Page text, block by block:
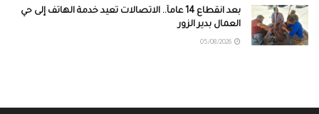
بعد انقطاع 14 عاماً.. الاتصالات تعيد خدمة الهاتف إلى حي
العمال بدير الزور